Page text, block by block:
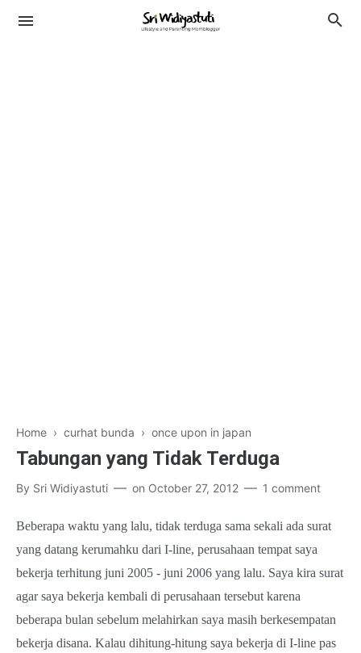
Home › curhat bunda › once upon in japan
Tabungan yang Tidak Terduga
By Sri Widiyastuti on October 27, 2012 1 comment
Beberapa waktu yang lalu, tidak terduga sama sekali ada surat
yang datang kerumahku dari I-line, perusahaan tempat saya
bekerja terhitung juni 2005 - juni 2006 yang lalu. Saya kira surat
agar saya bekerja kembali di perusahaan tersebut karena
beberapa bulan sebelum melahirkan saya masih berkesempatan
bekerja disana. Kalau dihitung-hitung saya bekerja di I-line pas